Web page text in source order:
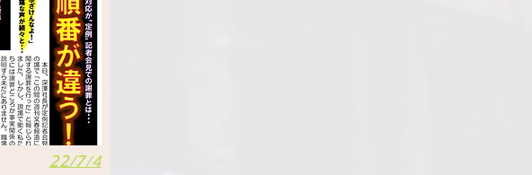
22/7/4